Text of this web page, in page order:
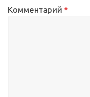
Комментарий *